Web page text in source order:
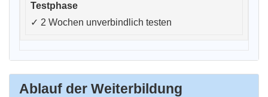
✓ 2 Wochen unverbindlich testen
Ablauf der Weiterbildung